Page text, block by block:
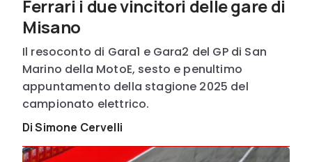
Ferrari i due vincitori delle gare di
Misano
Il resoconto di Gara1 e Gara2 del GP di San
Marino della MotoE, sesto e penultimo
appuntamento della stagione 2025 del
campionato elettrico.
Di Simone Cervelli